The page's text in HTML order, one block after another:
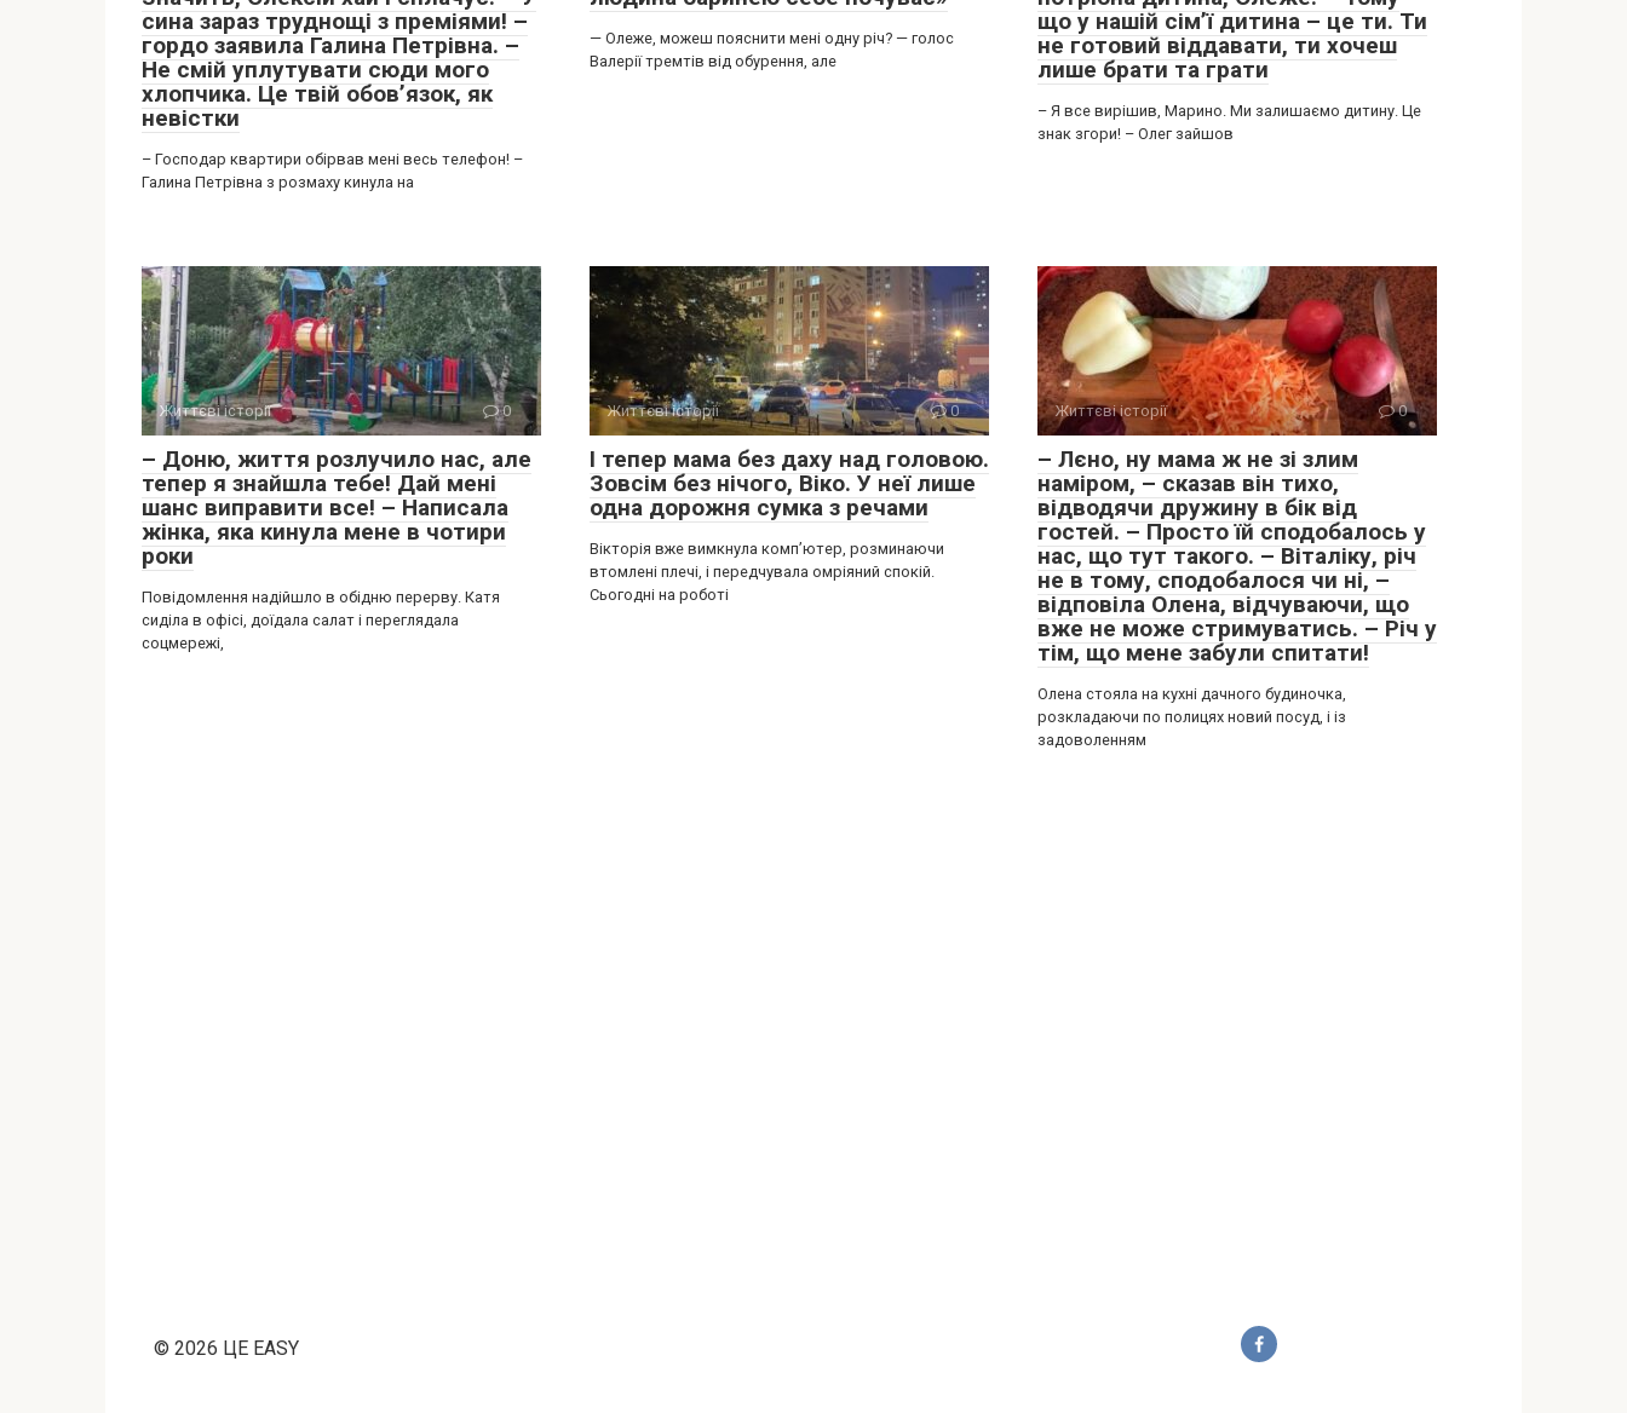
сина зараз труднощі з преміями! –
гордо заявила Галина Петрівна. –
Не смій уплутувати сюди мого
хлопчика. Це твій обов’язок, як
невістки
– Господар квартири обірвав мені весь телефон! –
Галина Петрівна з розмаху кинула на
— Олеже, можеш пояснити мені одну річ? — голос
Валерії тремтів від обурення, але
що у нашій сім’ї дитина – це ти. Ти
не готовий віддавати, ти хочеш
лише брати та грати
– Я все вирішив, Марино. Ми залишаємо дитину. Це
знак згори! – Олег зайшов
Життєві історії 0
– Доню, життя розлучило нас, але
тепер я знайшла тебе! Дай мені
шанс виправити все! – Написала
жінка, яка кинула мене в чотири
роки
Повідомлення надійшло в обідню перерву. Катя
сиділа в офісі, доїдала салат і переглядала
соцмережі,
Життєві історії 0
І тепер мама без даху над головою.
Зовсім без нічого, Віко. У неї лише
одна дорожня сумка з речами
Вікторія вже вимкнула комп’ютер, розминаючи
втомлені плечі, і передчувала омріяний спокій.
Сьогодні на роботі
Життєві історії 0
– Лєно, ну мама ж не зі злим
наміром, – сказав він тихо,
відводячи дружину в бік від
гостей. – Просто їй сподобалось у
нас, що тут такого. – Віталіку, річ
не в тому, сподобалося чи ні, –
відповіла Олена, відчуваючи, що
вже не може стримуватись. – Річ у
тім, що мене забули спитати!
Олена стояла на кухні дачного будиночка,
розкладаючи по полицях новий посуд, і із
задоволенням
© 2026 ЦЕ EASY